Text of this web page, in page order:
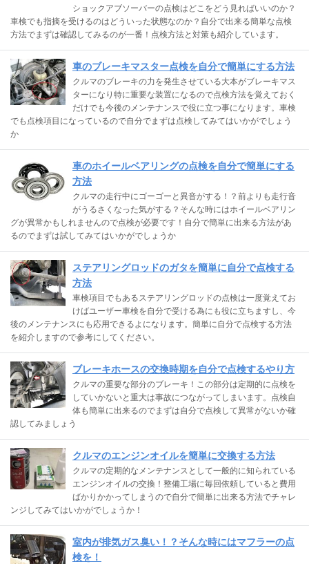
ショックアブソーバーの点検はどこをどう見ればいいのか？
車検でも指摘を受けるのはどういった状態なのか？自分で出来る簡単な点検
方法でまずは確認してみるのが一番！点検方法と対策も紹介しています。
車のブレーキマスター点検を自分で簡単にする方法
クルマのブレーキの力を発生させている大本がブレーキマス
ターになり特に重要な装置になるので点検方法を覚えておく
だけでも今後のメンテナンスで役に立つ事になります。車検
でも点検項目になっているので自分でまずは点検してみてはいかがでしょう
か
車のホイールベアリングの点検を自分で簡単にする
方法
クルマの走行中にゴーゴーと異音がする！？前よりも走行音
がうるさくなった気がする？そんな時にはホイールベアリン
グが異常かもしれませんので点検が必要です！自分で簡単に出来る方法があ
るのでまずは試してみてはいかがでしょうか
ステアリングロッドのガタを簡単に自分で点検する
方法
車検項目でもあるステアリングロッドの点検は一度覚えてお
けばユーザー車検を自分で受ける為にも役に立ちますし、今
後のメンテナンスにも応用できるよになります。簡単に自分で点検する方法
を紹介しますので参考にしてください。
ブレーキホースの交換時期を自分で点検するやり方
クルマの重要な部分のブレーキ！この部分は定期的に点検を
していかないと重大は事故につながってしまいます。点検自
体も簡単に出来るのでまずは自分で点検して異常がないか確
認してみましょう
クルマのエンジンオイルを簡単に交換する方法
クルマの定期的なメンテナンスとして一般的に知られている
エンジンオイルの交換！整備工場に毎回依頼していると費用
ばかりかかってしまうので自分で簡単に出来る方法でチャレ
ンジしてみてはいかがでしょうか！
室内が排気ガス臭い！？そんな時にはマフラーの点
検を！